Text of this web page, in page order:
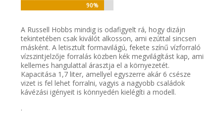
90%
90%
A Russell Hobbs mindig is odafigyelt rá, hogy dizájn
tekintetében csak kiválót alkosson, ami ezúttal sincsen
másként. A letisztult formavilágú, fekete színű vízforraló
vízszintjelzője forralás közben kék megvilágítást kap, ami
kellemes hangulattal árasztja el a környezetét.
Kapacitása 1,7 liter, amellyel egyszerre akár 6 csésze
vizet is fel lehet forralni, vagyis a nagyobb családok
kávézási igényeit is könnyedén kielégíti a modell.
.